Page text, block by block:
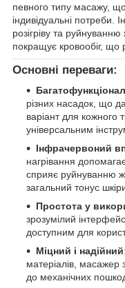
певного типу масажу,
індивідуальні
розігріву та
покращує кровообіг,
Основні переваги:
різних насадок, що
варіант для кожного
універсальним
Інфрачервоний
нагрівання
сприяє руйнуванню
загальний тонус
Простота у
зрозумілий
доступним для
Міцний і надійний
матеріалів, масажер
до механічних